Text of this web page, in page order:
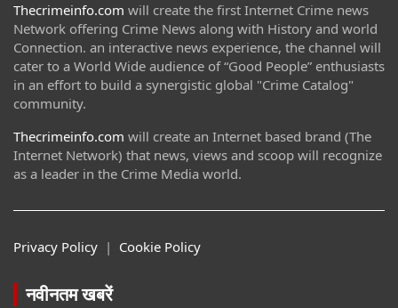
Thecrimeinfo.com will create the first Internet Crime news
Network offering Crime News along with History and world
Connection. an interactive news experience, the channel will
cater to a World Wide audience of “Good People” enthusiasts
in an effort to build a synergistic global "Crime Catalog"
community.
Thecrimeinfo.com will create an Internet based brand (The
Internet Network) that news, views and scoop will recognize
as a leader in the Crime Media world.
Privacy Policy | Cookie Policy
नवीनतम खबरें